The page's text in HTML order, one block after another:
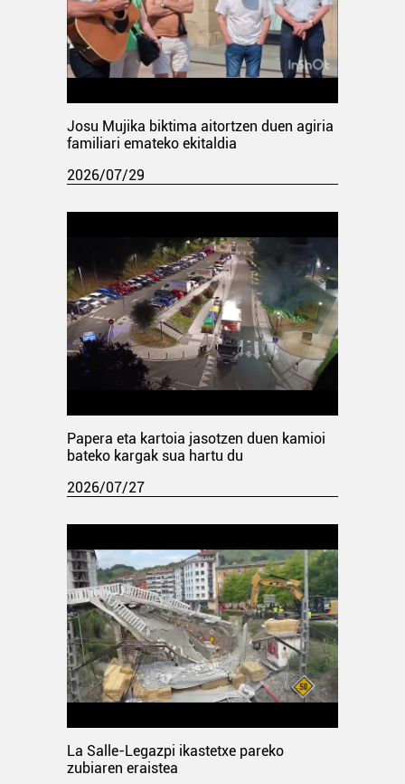
Josu Mujika biktima aitortzen duen agiria
familiari emateko ekitaldia
2026/07/29
Papera eta kartoia jasotzen duen kamioi
bateko kargak sua hartu du
2026/07/27
La Salle-Legazpi ikastetxe pareko
zubiaren eraistea